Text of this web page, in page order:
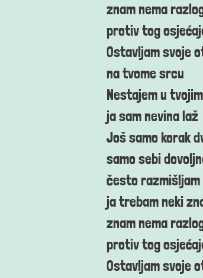
znam nema
protiv tog
Ostavljam svoje
na tvome srcu
Nestajem u
ja sam nevina laž
Još samo korak
samo sebi
često razmišljam
ja trebam neki
znam nema
protiv tog
Ostavljam svoje